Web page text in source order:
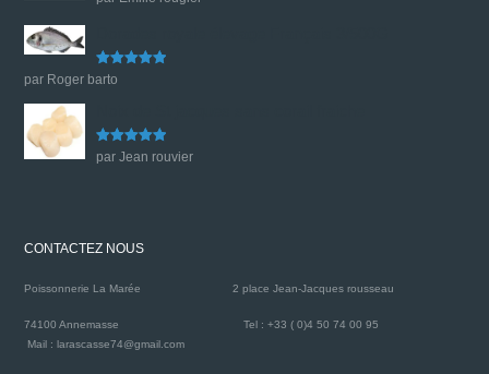
sur 5
Note
par Roger barto
Note5sur
5
par Jean rouvier
CONTACTEZ NOUS
Poissonnerie La Marée2 place Jean-Jacques rousseau
74100 AnnemasseTel : +33 ( 0)4 50 74 00 95
Mail : larascasse74@gmail.com